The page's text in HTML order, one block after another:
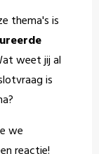
thema's is
weet jij al
is
we